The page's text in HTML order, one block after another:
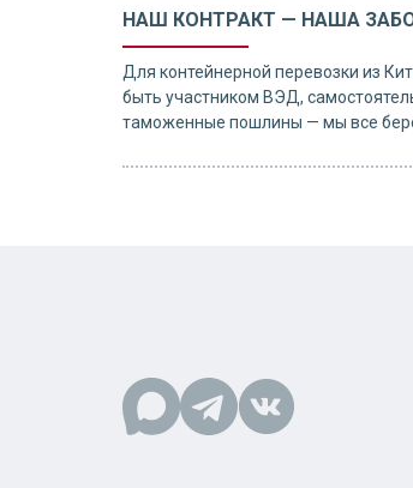
НАШ КОНТРАКТ — НАША
Для контейнерной перевозки из
быть участником ВЭД,
таможенные пошлины — мы все